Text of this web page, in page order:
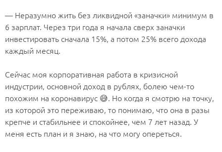
— Неразумно жить без ликвидной «заначки» минимум в
6 зарплат. Через три года я начала сверх заначки
инвестировать сначала 15%, а потом 25% всего дохода
каждый месяц.
Сейчас моя корпоративная работа в кризисной
индустрии, основной доход в рублях, болею чем-то
похожим на коронавирус 😅. Но когда я смотрю на точку,
из которой это переживаю, то понимаю, что она в разы
крепче и стабильнее и спокойнее, чем 7 лет назад. У
меня есть план и я знаю, на что могу опереться.